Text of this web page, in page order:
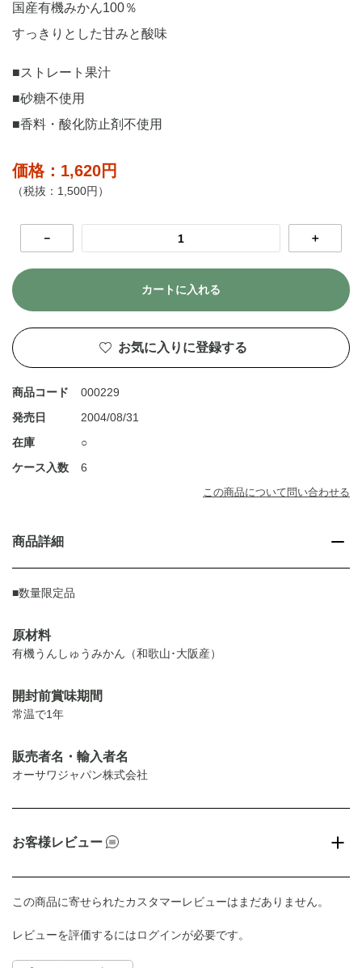
国産有機みかん100％
すっきりとした甘みと酸味
■ストレート果汁
■砂糖不使用
■香料・酸化防止剤不使用
価格：1,620円
（税抜：1,500円）
－ ＋
カートに入れる
お気に入りに登録する
商品コード
000229
発売日
2004/08/31
在庫
○
ケース入数
6
この商品について問い合わせる
商品詳細
■数量限定品
原材料
有機うんしゅうみかん（和歌山･大阪産）
開封前賞味期間
常温で1年
販売者名・輸入者名
オーサワジャパン株式会社
お客様レビュー
この商品に寄せられたカスタマーレビューはまだありません。
レビューを評価するにはログインが必要です。